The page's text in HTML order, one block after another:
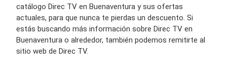
catálogo Direc TV en Buenaventura y sus ofertas
actuales, para que nunca te pierdas un descuento. Si
estás buscando más información sobre Direc TV en
Buenaventura o alrededor, también podemos remitirte al
sitio web de Direc TV.